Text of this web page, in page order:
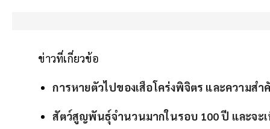
ข่าวที่เกี่ยวข้อ
การหายตัวไปของเสือโคร่งพิจิตร และความส
สัตว์สูญพันธุ์จำนวนมากในรอบ 100 ปี และจ